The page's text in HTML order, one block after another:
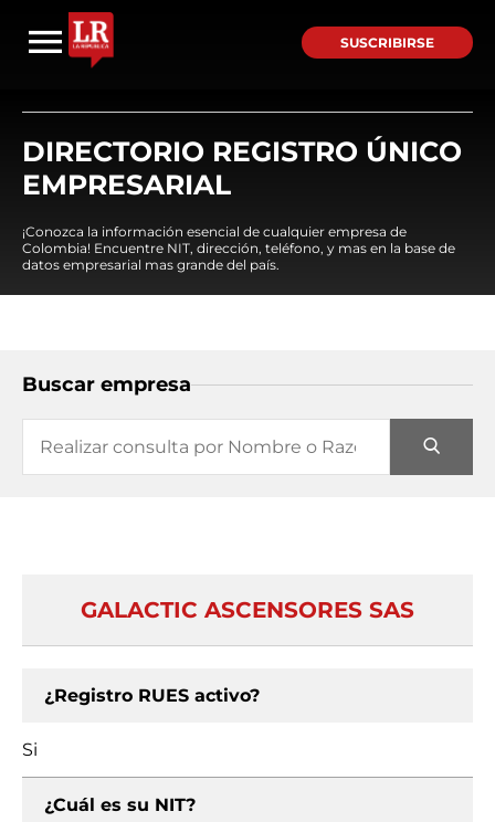
SUSCRIBIRSE
DIRECTORIO REGISTRO ÚNICO
EMPRESARIAL
¡Conozca la información esencial de cualquier empresa de
Colombia! Encuentre NIT, dirección, teléfono, y mas en la base de
datos empresarial mas grande del país.
Buscar empresa
GALACTIC ASCENSORES SAS
¿Registro RUES activo?
Si
¿Cuál es su NIT?